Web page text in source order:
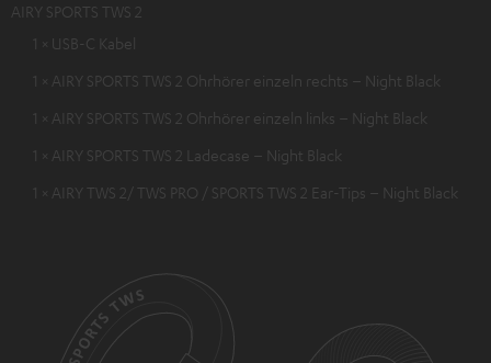
AIRY SPORTS TWS 2
1 × USB-C Kabel
1 × AIRY SPORTS TWS 2 Ohrhörer einzeln rechts – Night Black
1 × AIRY SPORTS TWS 2 Ohrhörer einzeln links – Night Black
1 × AIRY SPORTS TWS 2 Ladecase – Night Black
1 × AIRY TWS 2/ TWS PRO / SPORTS TWS 2 Ear-Tips – Night Black